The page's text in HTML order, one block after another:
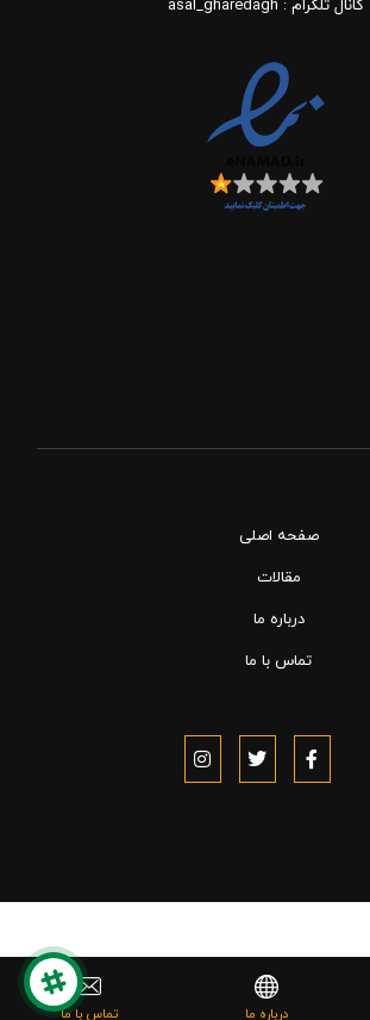
کانال تلگرام : asal_gharedagh
مقالات
درباره ما
درباره ما تماس با ماتماس با ما